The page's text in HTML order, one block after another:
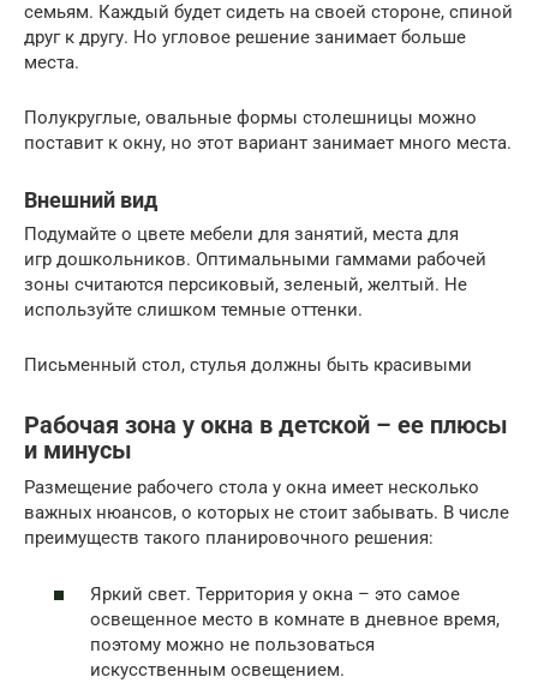
семьям. Каждый будет сидеть на своей стороне, спиной
друг к другу. Но угловое решение занимает больше
места.
Полукруглые, овальные формы столешницы можно
поставит к окну, но этот вариант занимает много места.
Внешний вид
Подумайте о цвете мебели для занятий, места для
игр дошкольников. Оптимальными гаммами рабочей
зоны считаются персиковый, зеленый, желтый. Не
используйте слишком темные оттенки.
Письменный стол, стулья должны быть красивыми
Рабочая зона у окна в детской – ее плюсы
и минусы
Размещение рабочего стола у окна имеет несколько
важных нюансов, о которых не стоит забывать. В числе
преимуществ такого планировочного решения:
Яркий свет. Территория у окна – это самое
освещенное место в комнате в дневное время,
поэтому можно не пользоваться
искусственным освещением.